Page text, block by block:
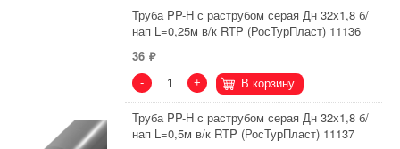
Труба PP-H с раструбом серая Дн 32х1,8 б/
нап L=0,25м в/к RTP (РосТурПласт) 11136
36
- + В корзину
Труба PP-H с раструбом серая Дн 32х1,8 б/
нап L=0,5м в/к RTP (РосТурПласт) 11137